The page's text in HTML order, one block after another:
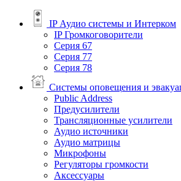
IP Аудио системы и Интерком
IP Громкоговорители
Серия 67
Серия 77
Серия 78
Системы оповещения и
Public Address
Предусилители
Трансляционные усилители
Аудио источники
Аудио матрицы
Микрофоны
Регуляторы громкости
Аксессуары